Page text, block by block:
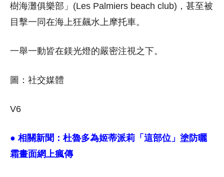
樹海灘俱樂部」(Les Palmiers beach club)，甚至被
目擊一同在海上狂飆水上摩托車。
一舉一動皆在鎂光燈的嚴密注視之下。
圖：社交媒體
V6
● 相關新聞： 杜魯多為姬蒂派莉「這部位」塗防曬
霜畫面網上瘋傳